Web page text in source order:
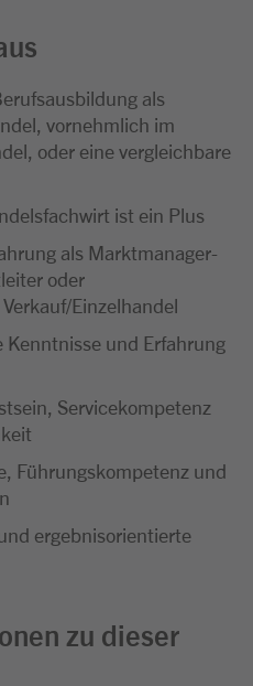
als
vornehmlich im
oder eine vergleichbare
ist ein Plus
als Marktmanager-
oder
Einzelhandel
und Erfahrung
Servicekompetenz
Führungskompetenz und
ergebnisorientierte
zu dieser